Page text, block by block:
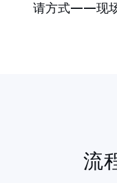
请方式——现场
流